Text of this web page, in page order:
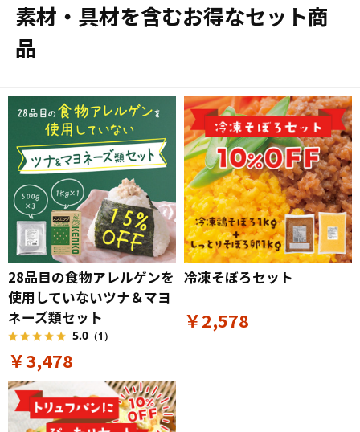
素材・具材を含むお得なセット商
品
28品目の食物アレルゲンを
使用していないツナ＆マヨ
ネーズ類セット
5.0 （1）
￥3,478
冷凍そぼろセット
￥2,578